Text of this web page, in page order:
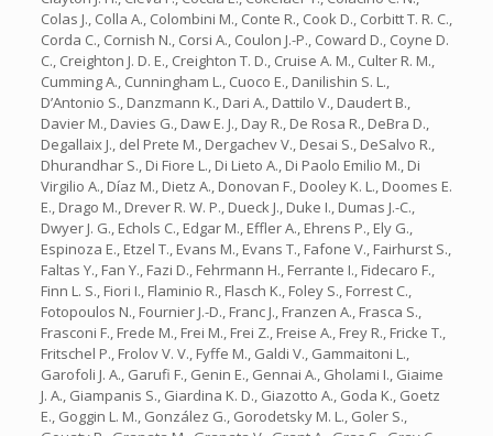
Colas J., Colla A., Colombini M., Conte R., Cook D., Corbitt T. R. C.,
Corda C., Cornish N., Corsi A., Coulon J.-P., Coward D., Coyne D.
C., Creighton J. D. E., Creighton T. D., Cruise A. M., Culter R. M.,
Cumming A., Cunningham L., Cuoco E., Danilishin S. L.,
D’Antonio S., Danzmann K., Dari A., Dattilo V., Daudert B.,
Davier M., Davies G., Daw E. J., Day R., De Rosa R., DeBra D.,
Degallaix J., del Prete M., Dergachev V., Desai S., DeSalvo R.,
Dhurandhar S., Di Fiore L., Di Lieto A., Di Paolo Emilio M., Di
Virgilio A., Díaz M., Dietz A., Donovan F., Dooley K. L., Doomes E.
E., Drago M., Drever R. W. P., Dueck J., Duke I., Dumas J.-C.,
Dwyer J. G., Echols C., Edgar M., Effler A., Ehrens P., Ely G.,
Espinoza E., Etzel T., Evans M., Evans T., Fafone V., Fairhurst S.,
Faltas Y., Fan Y., Fazi D., Fehrmann H., Ferrante I., Fidecaro F.,
Finn L. S., Fiori I., Flaminio R., Flasch K., Foley S., Forrest C.,
Fotopoulos N., Fournier J.-D., Franc J., Franzen A., Frasca S.,
Frasconi F., Frede M., Frei M., Frei Z., Freise A., Frey R., Fricke T.,
Fritschel P., Frolov V. V., Fyffe M., Galdi V., Gammaitoni L.,
Garofoli J. A., Garufi F., Genin E., Gennai A., Gholami I., Giaime
J. A., Giampanis S., Giardina K. D., Giazotto A., Goda K., Goetz
E., Goggin L. M., González G., Gorodetsky M. L., Goler S.,